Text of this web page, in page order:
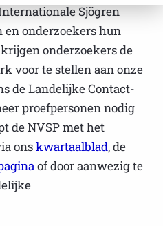
Sjögren
en onderzoekers hun
onderzoekers de
voor te stellen aan onze
de Landelijke Contact-
proefpersonen nodig
de NVSP met het
onskwartaalblad, de
of door aanwezig te